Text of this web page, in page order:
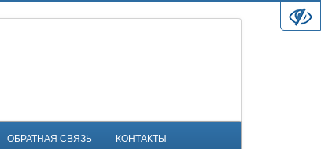
ОБРАТНАЯ СВЯЗЬ КОНТАКТЫ